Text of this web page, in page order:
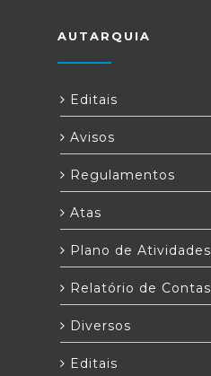
AUTARQUIA
Editais
Avisos
Regulamentos
Atas
Plano de Atividades
Relatório de Contas
Diversos
Editais